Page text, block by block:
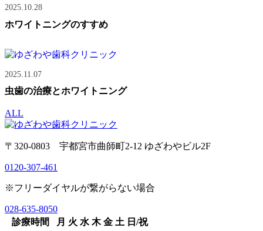
2025.10.28
ホワイトニングのすすめ
2025.11.07
虫歯の治療とホワイトニング
ALL
〒320-0803 宇都宮市曲師町2-12 ゆざわやビル2F
0120-307-461
※フリーダイヤルが繋がらない場合
028-635-8050
診療時間
月 火 水 木 金 土 日/祝